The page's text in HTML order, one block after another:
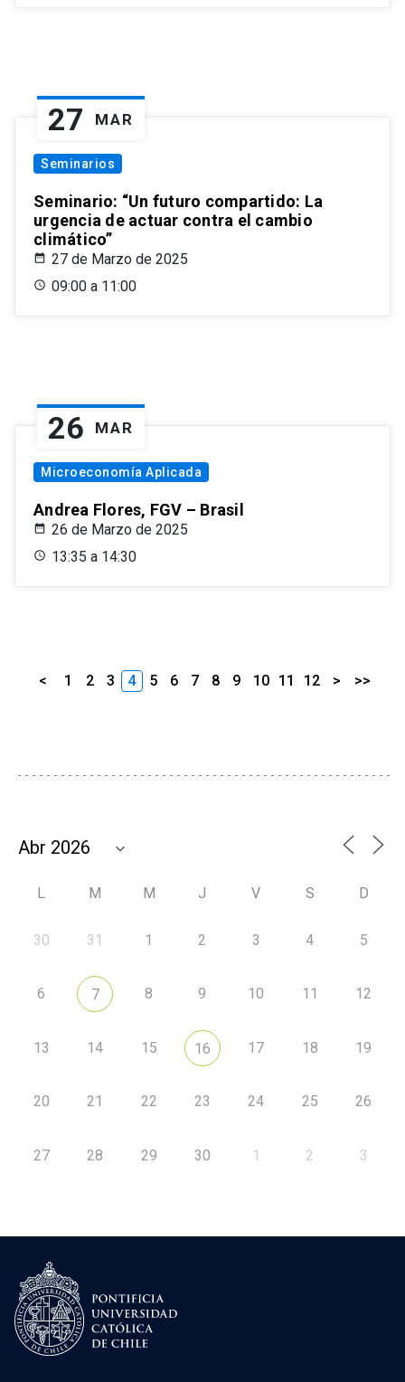
27 MAR
Seminarios
Seminario: “Un futuro compartido: La
urgencia de actuar contra el cambio
climático”
27 de Marzo de 2025
09:00 a 11:00
26 MAR
Microeconomía Aplicada
Andrea Flores, FGV – Brasil
26 de Marzo de 2025
13:35 a 14:30
< 1 2 3 4 5 6 7 8 9 10 11 12 > >>
L M M J V S D
30 31 1 2 3 4 5
6 7 8 9 10 11 12
13 14 15 16 17 18 19
20 21 22 23 24 25 26
27 28 29 30 1 2 3